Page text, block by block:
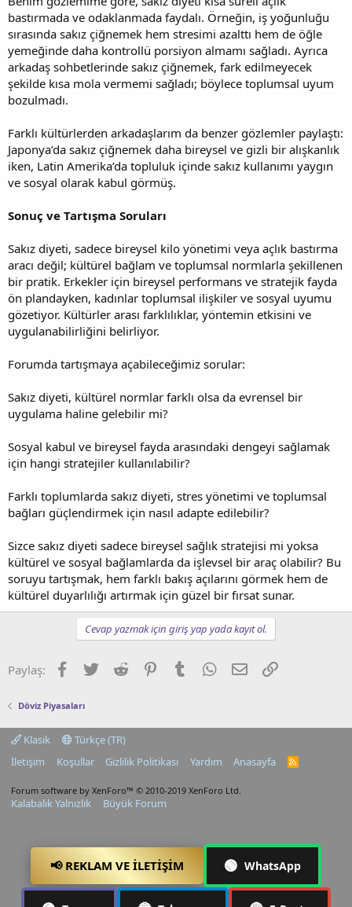
bastırmada ve odaklanmada faydalı. Örneğin, iş yoğunluğu
sırasında sakız çiğnemek hem stresimi azalttı hem de öğle
yemeğinde daha kontrollü porsiyon almamı sağladı. Ayrıca
arkadaş sohbetlerinde sakız çiğnemek, fark edilmeyecek
şekilde kısa mola vermemi sağladı; böylece toplumsal uyum
bozulmadı.
Farklı kültürlerden arkadaşlarım da benzer gözlemler paylaştı:
Japonya’da sakız çiğnemek daha bireysel ve gizli bir alışkanlık
iken, Latin Amerika’da topluluk içinde sakız kullanımı yaygın
ve sosyal olarak kabul görmüş.
Sonuç ve Tartışma Soruları
Sakız diyeti, sadece bireysel kilo yönetimi veya açlık bastırma
aracı değil; kültürel bağlam ve toplumsal normlarla şekillenen
bir pratik. Erkekler için bireysel performans ve stratejik fayda
ön plandayken, kadınlar toplumsal ilişkiler ve sosyal uyumu
gözetiyor. Kültürler arası farklılıklar, yöntemin etkisini ve
uygulanabilirliğini belirliyor.
Forumda tartışmaya açabileceğimiz sorular:
Sakız diyeti, kültürel normlar farklı olsa da evrensel bir
uygulama haline gelebilir mi?
Sosyal kabul ve bireysel fayda arasındaki dengeyi sağlamak
için hangi stratejiler kullanılabilir?
Farklı toplumlarda sakız diyeti, stres yönetimi ve toplumsal
bağları güçlendirmek için nasıl adapte edilebilir?
Sizce sakız diyeti sadece bireysel sağlık stratejisi mi yoksa
kültürel ve sosyal bağlamlarda da işlevsel bir araç olabilir? Bu
soruyu tartışmak, hem farklı bakış açılarını görmek hem de
kültürel duyarlılığı artırmak için güzel bir fırsat sunar.
Cevap yazmak için giriş yap yada kayıt ol.
Paylaş: Facebook
TwitterReddit PinterestTumblrWhatsApp
E-postaLink
Döviz Piyasaları
Klasik
Türkçe (TR)
İletişim
Koşullar Gizlilik Politikası Yardım Anasayfa
R
Forum software by XenForo™ © 2010-2019 XenForo Ltd.
Kalabalık Yalnızlık Büyük Forum
📢 REKLAM VE İLETIŞIM 🟢 WhatsApp